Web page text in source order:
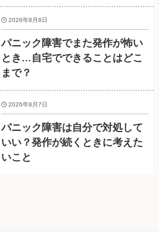
パニック障害でまた発作が怖い
とき…自宅でできることはどこ
まで？
2026年8月8日
パニック障害は自分で対処して
いい？発作が続くときに考えた
いこと
2026年8月7日